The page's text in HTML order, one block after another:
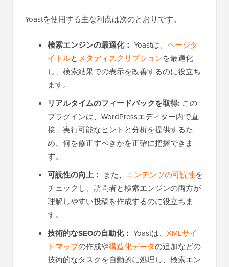
Yoastを使用する主な利点は次のとおりです。
検索エンジンの最適化： Yoastは、 ページタ
イトルとメタディスクリプションを最適化
し、検索結果での表示を改善するのに役立ち
ます。
リアルタイムのフィードバックを取得: この
プラグインは、WordPressエディター内で直
接、実行可能なヒントと分析を提供するた
め、何を修正すべきかを正確に把握できま
す。
可読性の向上： また、 コンテンツの可読性を
チェックし、訪問者と検索エンジンの両方が
理解しやすい投稿を作成するのに役立ちま
す。
技術的なSEOの自動化： Yoastは、 XMLサイ
トマップの作成や構造化データの追加などの
技術的なタスクを自動的に処理し、検索エン